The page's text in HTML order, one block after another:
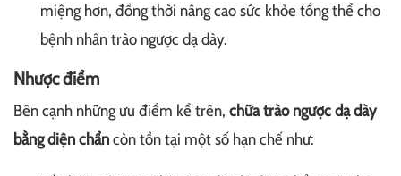
miệng hơn, đồng thời nâng cao sức khỏe tổng thể cho
bệnh nhân trào ngược dạ dày.
Nhược điểm
Bên cạnh những ưu điểm kể trên, chữa trào ngược dạ dày
bằng diện chẩncòn tồn tại một số hạn chế như: